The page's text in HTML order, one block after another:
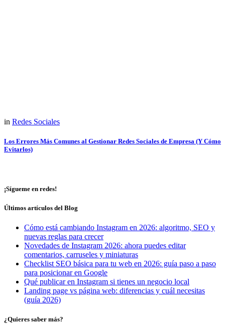
in Redes Sociales
Los Errores Más Comunes al Gestionar Redes Sociales de Empresa (Y Cómo
Evitarlos)
¡Sígueme en redes!
Últimos artículos del Blog
Cómo está cambiando Instagram en 2026: algoritmo, SEO y
nuevas reglas para crecer
Novedades de Instagram 2026: ahora puedes editar
comentarios, carruseles y miniaturas
Checklist SEO básica para tu web en 2026: guía paso a paso
para posicionar en Google
Qué publicar en Instagram si tienes un negocio local
Landing page vs página web: diferencias y cuál necesitas
(guía 2026)
¿Quieres saber más?